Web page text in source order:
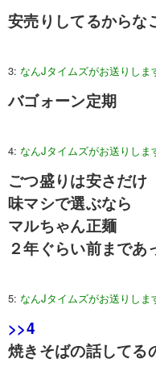
安売りしてるからな
3: なんJタイムズがお送りしま
バゴォーン定期
4: なんJタイムズがお送りしま
ごつ盛りは安さだけ
味マシで選ぶなら
マルちゃん正麺
２年ぐらい前まであ
5: なんJタイムズがお送りしま
>>4
焼きそばの話してる